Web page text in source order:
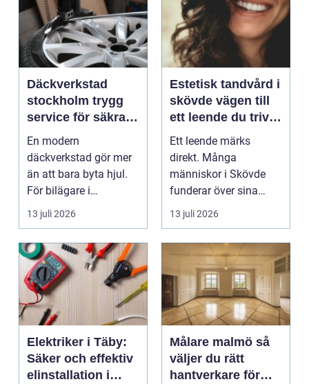
Däckverkstad
stockholm trygg
service för säkra
mil året runt
En modern
däckverkstad gör mer
än att bara byta hjul.
För bilägare i
Stockholm handlar
valet av däck...
13 juli 2026
Estetisk tandvård i
skövde vägen till
ett leende du trivs
med
Ett leende märks
direkt. Många
människor i Skövde
funderar över sina
tänder, men skjuter
upp att gör...
13 juli 2026
Elektriker i Täby:
Säker och effektiv
elinstallation i
Målare malmö så
väljer du rätt
hantverkare för